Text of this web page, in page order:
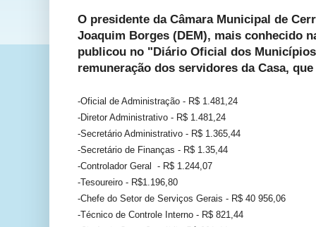
O presidente da Câmara Municipal de
Joaquim Borges (DEM), mais conhecido
publicou no "Diário Oficial dos
remuneração dos servidores da Casa,
-Oficial de Administração - R$ 1.481,24
-Diretor Administrativo - R$ 1.481,24
-Secretário Administrativo - R$ 1.365,44
-Secretário de Finanças - R$ 1.35,44
-Controlador Geral - R$ 1.244,07
-Tesoureiro - R$1.196,80
-Chefe do Setor de Serviços Gerais - R$ 40 956,06
-Técnico de Controle Interno - R$ 821,44